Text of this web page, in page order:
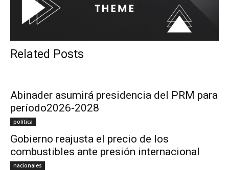
Related Posts
Abinader asumirá presidencia del PRM para
período2026-2028
política
Gobierno reajusta el precio de los
combustibles ante presión internacional
nacionales